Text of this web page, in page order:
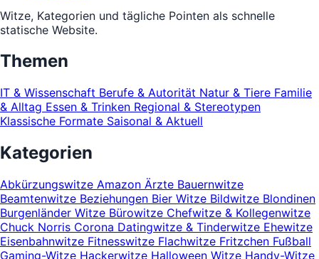
Witze, Kategorien und tägliche Pointen als schnelle
statische Website.
Themen
IT & Wissenschaft Berufe & Autorität Natur & Tiere Familie
& Alltag Essen & Trinken Regional & Stereotypen
Klassische Formate Saisonal & Aktuell
Kategorien
Abkürzungswitze Amazon Ärzte Bauernwitze
Beamtenwitze Beziehungen Bier Witze Bildwitze Blondinen
Burgenländer Witze Bürowitze Chefwitze & Kollegenwitze
Chuck Norris Corona Datingwitze & Tinderwitze Ehewitze
Eisenbahnwitze Fitnesswitze Flachwitze Fritzchen Fußball
Gaming-Witze Hackerwitze Halloween Witze Handy-Witze